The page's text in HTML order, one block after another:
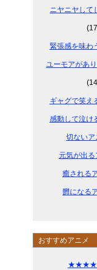
ニヤニヤして
緊張感を味わ
ユーモアがあ
ギャグで笑え
感動して泣け
切ないア
元気が出る
癒される
欝になる
おすすめアニメ